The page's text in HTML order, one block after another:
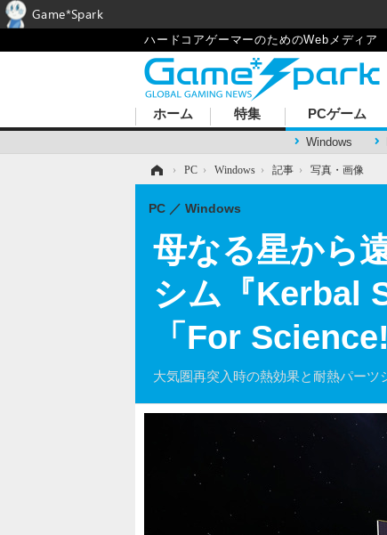
ハードコアゲーマーのためのWebメディア
ホーム 特集 PCゲーム
Windows
› PC › Windows › 記事 › 写真・画像
母なる星から
シム『Kerbal
「For
大気圏再突入時の熱効果と耐熱パーツ
PC Windows
Game*Spark